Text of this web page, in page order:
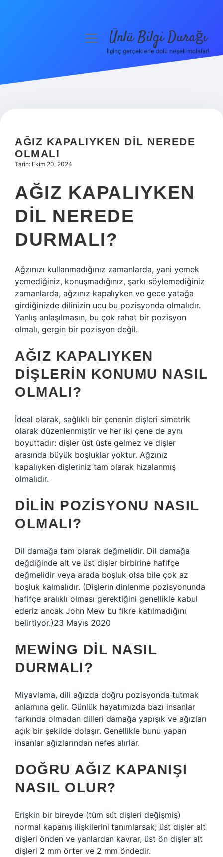
Hakkımızda
menüyüÜnlü Bilgi Durağı
İlginç gerçeklerle dolu neşeli molalar!
AĞIZ KAPALIYKEN DIL NEREDE
OLMALI
Tarih: Ekim 20, 2024
AĞIZ KAPALIYKEN
DIL NEREDE
DURMALI?
Ağzınızı kullanmadığınız zamanlarda, yani yemek
yemediğiniz, konuşmadığınız, şarkı söylemediğiniz
zamanlarda, ağzınız kapalıyken ve gece yatağa
girdiğinizde dilinizin ucu bu pozisyonda olmalıdır.
Yanlış anlaşılmasın, bu çok rahat bir pozisyon
olmalı, gergin bir pozisyon değil.
AĞIZ KAPALIYKEN
DIŞLERIN KONUMU NASIL
OLMALI?
İdeal olarak, sağlıklı bir çenenin dişleri simetrik
olarak düzenlenmiştir ve her iki çene de aynı
boyuttadır: dişler üst üste gelmez ve dişler
arasında büyük boşluklar yoktur. Ağzınız
kapalıyken dişleriniz tam olarak hizalanmış
olmalıdır.
DILIN POZISYONU NASIL
OLMALI?
Dil damağa tam olarak değmelidir. Dil damağa
değdiğinde alt ve üst dişler birbirine hafifçe
değmelidir veya arada boşluk olsa bile çok az
boşluk kalmalıdır. (Dişlerin dinlenme pozisyonunda
hafifçe aralıklı olması gerektiğini genellikle kabul
ederiz ancak John Mew bu fikre katılmadığını
belirtiyor.)23 Mayıs 2020
MEWING DIL NASIL
DURMALI?
Miyavlama, dili ağızda doğru pozisyonda tutmak
anlamına gelir. Günlük hayatımızda bazı insanlar
farkında olmadan dilleri damağa yapışık ve ağızları
açık bir şekilde dolaşır. Genellikle bunu yapan
insanlar ağızlarından nefes alırlar.
DOĞRU AĞIZ KAPANIŞI
NASIL OLUR?
Erişkin bir bireyde (tüm süt dişleri değişmiş)
normal kapanış ilişkilerini tanımlarsak; üst dişler alt
dişleri önden ve yanlardan kavrar, üst ön dişler alt
dişleri 2 mm örter ve 2 mm öndedir.